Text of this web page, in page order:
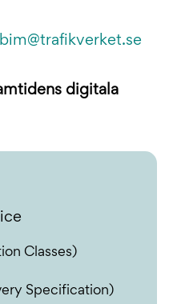
digitala
Classes)
Specification)